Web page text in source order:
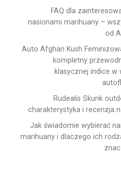
FAQ dla
nasionami marihuany –
od
Auto Afghan Kush
kompletny
klasycznej indice w
Rudealis Skunk
charakterystyka i recenzja
Jak świadomie wybierać
marihuany i dlaczego ich